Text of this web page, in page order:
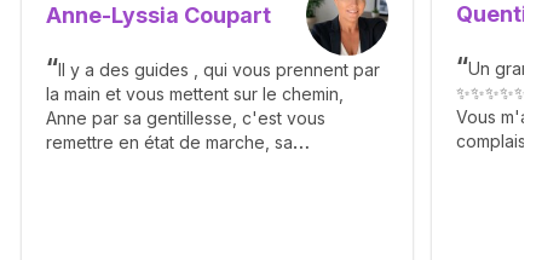
Anne-Lyssia Coupart
Il y a des guides , qui vous prennent par
la main et vous mettent sur le chemin,
Anne par sa gentillesse, c'est vous
remettre en état de marche, sa
Un
Vous